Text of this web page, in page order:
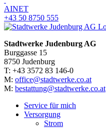
AINET
+43 50 8750 555
Stadtwerke Judenburg AG
Burggasse 15
8750 Judenburg
T: +43 3572 83 146-0
M: office@stadtwerke.co.at
M: bestattung@stadtwerke.co.at
Service für mich
Versorgung
Strom